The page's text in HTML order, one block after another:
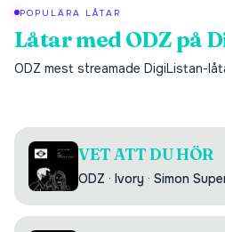
POPULÄRA LÅTAR
Låtar medODZ på
ODZ mest streamade DigiListan-
VET ATT DU HÖR
ODZ · Ivory · Simon